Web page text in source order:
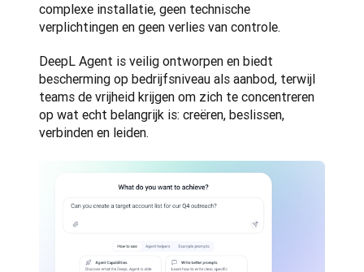
complexe installatie, geen technische
verplichtingen en geen verlies van controle.
DeepL Agent is veilig ontworpen en biedt
bescherming op bedrijfsniveau als aanbod, terwijl
teams de vrijheid krijgen om zich te concentreren
op wat echt belangrijk is: creëren, beslissen,
verbinden en leiden.